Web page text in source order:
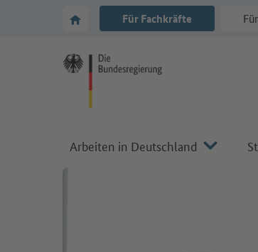
Zur Startseite von Make it in Germany
Für Fachkräfte
Arbeiten in Deutschland